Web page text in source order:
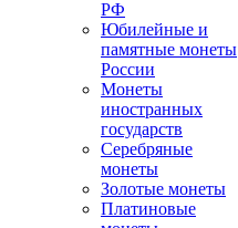
РФ
Юбилейные и
памятные монеты
России
Монеты
иностранных
государств
Серебряные
монеты
Золотые монеты
Платиновые